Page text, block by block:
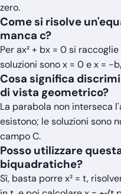
zero.
Come si risolve
manca c?
Per ax² + bx = 0 si
soluzioni sono x = 0 e x =
Cosa significa
di vista geometrico?
La parabola non interseca
esistono; le soluzioni sono
campo C.
Posso utilizzare
biquadratiche?
Sì, basta porre x² = t,